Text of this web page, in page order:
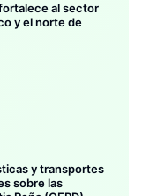
al sector
y el norte de
y transportes
sobre las